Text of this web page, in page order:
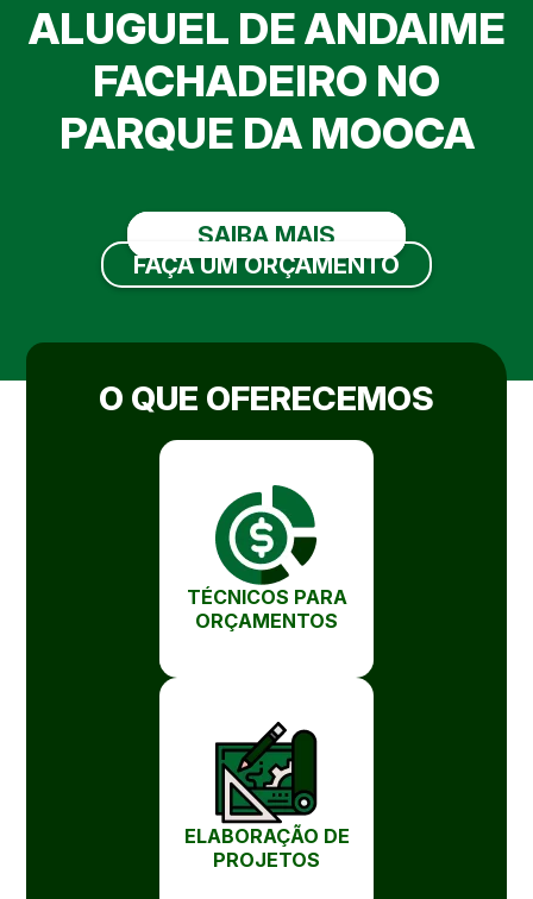
ALUGUEL DE ANDAIME
FACHADEIRO NO
PARQUE DA MOOCA
SAIBA MAIS
FAÇA UM ORÇAMENTO
O QUE OFERECEMOS
TÉCNICOS PARA
ORÇAMENTOS
ELABORAÇÃO DE
PROJETOS